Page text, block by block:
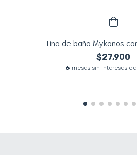
Tina de baño Mykonos
$27,900
6 meses sin intereses de